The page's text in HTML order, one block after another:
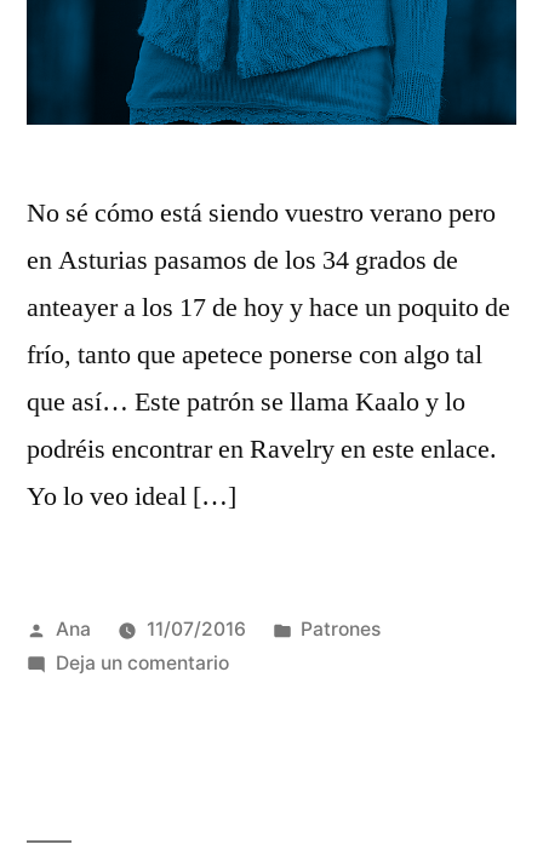
No sé cómo está siendo vuestro verano pero
en Asturias pasamos de los 34 grados de
anteayer a los 17 de hoy y hace un poquito de
frío, tanto que apetece ponerse con algo tal
que así… Este patrón se llama Kaalo y lo
podréis encontrar en Ravelry en este enlace.
Yo lo veo ideal […]
Publicada
por
Ana 11/07/2016
Publicada
Patrones
Deja un comentarioen